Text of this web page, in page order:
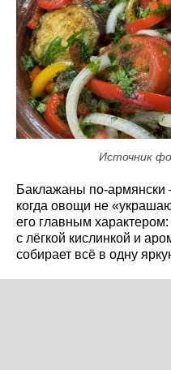
Источник
Баклажаны по-армянски
когда овощи не
его главным
с лёгкой кислинкой и
собирает всё в одну